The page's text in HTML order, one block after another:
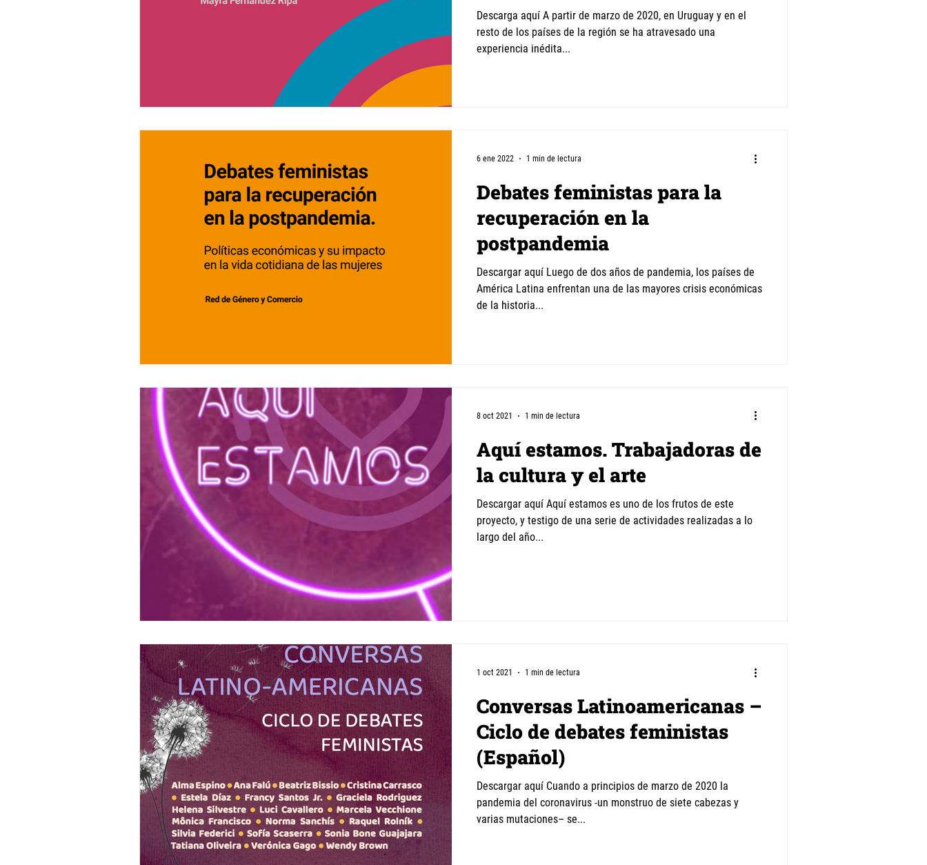
Descarga aquí A partir de marzo de 2020, en Uruguay y en el
resto de los países de la región se ha atravesado una
experiencia inédita...
Debates feministas para la
recuperación en la
postpandemia
Descargar aquí Luego de dos años de pandemia, los países de
América Latina enfrentan una de las mayores crisis económicas
de la historia...
6 ene 2022 1 min de lectura
Aquí estamos. Trabajadoras de
la cultura y el arte
Descargar aquí Aquí estamos es uno de los frutos de este
proyecto, y testigo de una serie de actividades realizadas a lo
largo del año...
8 oct 2021 1 min de lectura
Conversas Latinoamericanas –
Ciclo de debates feministas
(Español)
Descargar aquí Cuando a principios de marzo de 2020 la
pandemia del coronavirus -un monstruo de siete cabezas y
varias mutaciones– se...
1 oct 2021 1 min de lectura